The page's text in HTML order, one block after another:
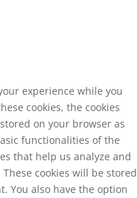
experience while you
cookies, the cookies
on your browser as
functionalities of the
that help us analyze and
cookies will be stored
You also have the option